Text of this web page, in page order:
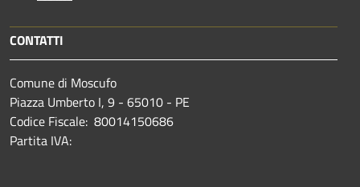
CONTATTI
Comune di Moscufo
Piazza Umberto I, 9 - 65010 - PE
Codice Fiscale: 80014150686
Partita IVA: